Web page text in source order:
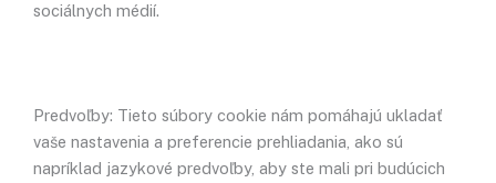
sociálnych médií.
Predvoľby: Tieto súbory cookie nám pomáhajú ukladať
vaše nastavenia a preferencie prehliadania, ako sú
napríklad jazykové predvoľby, aby ste mali pri budúcich